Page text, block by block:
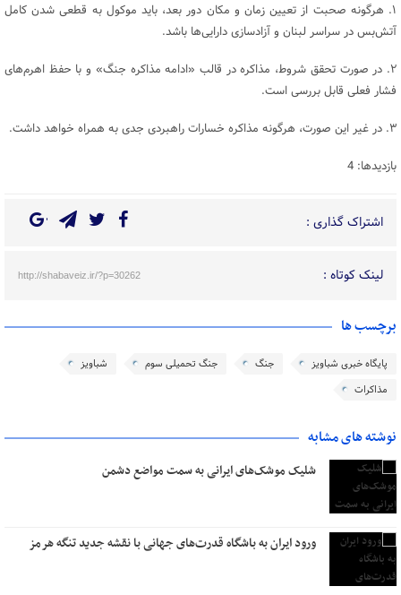
۱. هرگونه صحبت از تعیین زمان و مکان دور بعد، باید موکول به قطعی شدن کامل
آتش‌بس در سراسر لبنان و آزادسازی دارایی‌ها باشد.
۲. در صورت تحقق شروط، مذاکره در قالب «ادامه مذاکره جنگ» و با حفظ اهرم‌های
فشار فعلی قابل بررسی است.
۳. در غیر این صورت، هرگونه مذاکره خسارات راهبردی جدی به همراه خواهد داشت.
بازدیدها: 4
اشتراک گذاری :
لینک کوتاه : http://shabaveiz.ir/?p=30262
برچسب ها
پایگاه خبری شباویز جنگ جنگ تحمیلی سوم
شباویز
مذاکرات
نوشته های مشابه
شلیک موشک‌های ایرانی به سمت مواضع دشمن
ورود ایران به باشگاه قدرت‌های جهانی با نقشه جدید تنگه هرمز